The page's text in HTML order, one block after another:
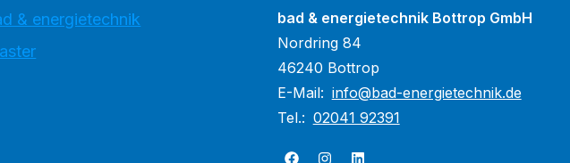
& energietechnik
bad & energietechnik Bottrop GmbH
Nordring 84
46240 Bottrop
E-Mail: info@bad-energietechnik.de
Tel.: 02041 92391